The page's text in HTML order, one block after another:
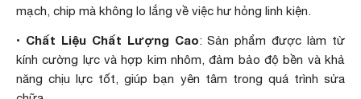
mạch, chip mà không lo lắng về việc hư hỏng linh kiện.
• Chất Liệu Chất Lượng Cao: Sản phẩm được làm từ
kính cường lực và hợp kim nhôm, đảm bảo độ bền và khả
năng chịu lực tốt, giúp bạn yên tâm trong quá trình sửa